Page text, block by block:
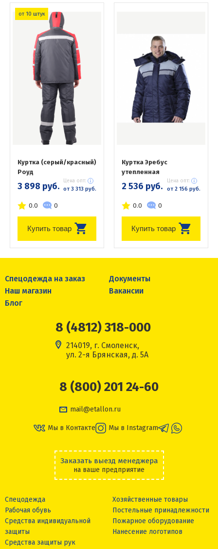
от 10 штук
Куртка (серый/красный)
Роуд
3 898 руб. Цена опт:
от 3 313 руб.
0.0 0
Купить товар
Куртка Эребус
утепленная
2 536 руб. Цена опт:
от 2 156 руб.
0.0 0
Купить товар
Спецодежда на заказ
Документы
Наш магазин
Вакансии
Блог
8 (4812) 318-000
214019, г. Смоленск,
ул. 2-я Брянская, д. 5А
8 (800) 201 24-60
mail@etallon.ru
Мы в Контакте Мы в Instagram
Заказать выезд менеджера
на ваше предприятие
Спецодежда
Рабочая обувь
Средства индивидуальной
защиты
Средства защиты рук
Хозяйственные товары
Постельные принадлежности
Пожарное оборудование
Нанесение логотипов